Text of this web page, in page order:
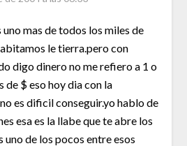
mas de todos los miles de
le tierra.pero con
digo dinero no me refiero a 1 o
de $ eso hoy dia con la
es dificil conseguir.yo hablo de
esa es la llabe que te abre los
uno de los pocos entre esos